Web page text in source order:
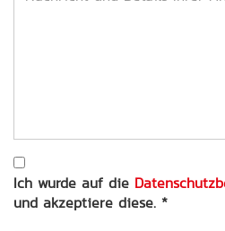
Ich wurde auf die
und akzeptiere diese. *